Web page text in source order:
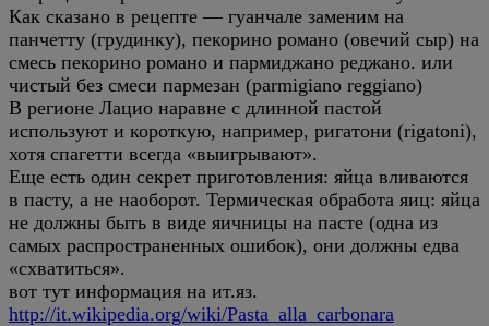
Как сказано в рецепте — гуанчале заменим на
панчетту (грудинку), пекорино романо (овечий сыр) на
смесь пекорино романо и пармиджано реджано. или
чистый без смеси пармезан (parmigiano reggiano)
В регионе Лацио наравне с длинной пастой
используют и короткую, например, ригатони (rigatoni),
хотя спагетти всегда «выигрывают».
Еще есть один секрет приготовления: яйца вливаются
в пасту, а не наоборот. Термическая обработа яиц: яйца
не должны быть в виде яичницы на пасте (одна из
самых распространенных ошибок), они должны едва
«схватиться».
вот тут информация на ит.яз.
http://it.wikipedia.org/wiki/Pasta_alla_carbonara